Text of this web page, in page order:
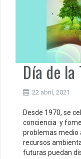
Día de
22 abril, 2021
Desde 1970, se
conciencia y
problemas medio
recursos
futuras puedan